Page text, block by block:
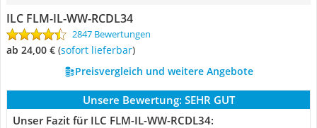
ILC FLM-IL-WW-RCDL34
2847 Bewertungen
ab 24,00 € ( Sofort lieferbar)
Preisvergleich und weitere Angebote
Unsere Bewertung: SEHR GUT
Unser Fazit für ILC FLM-IL-WW-RCDL34: